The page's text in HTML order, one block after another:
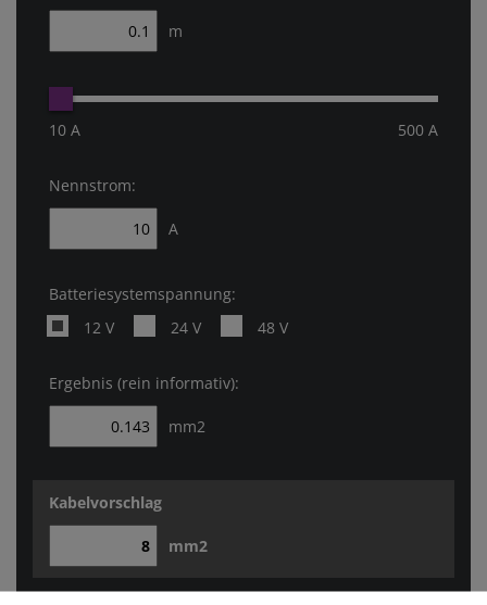
m
10 A 500 A
Nennstrom:
A
Batteriesystemspannung:
12 V
24 V 48 V
Ergebnis (rein informativ):
mm2
Kabelvorschlag
mm2